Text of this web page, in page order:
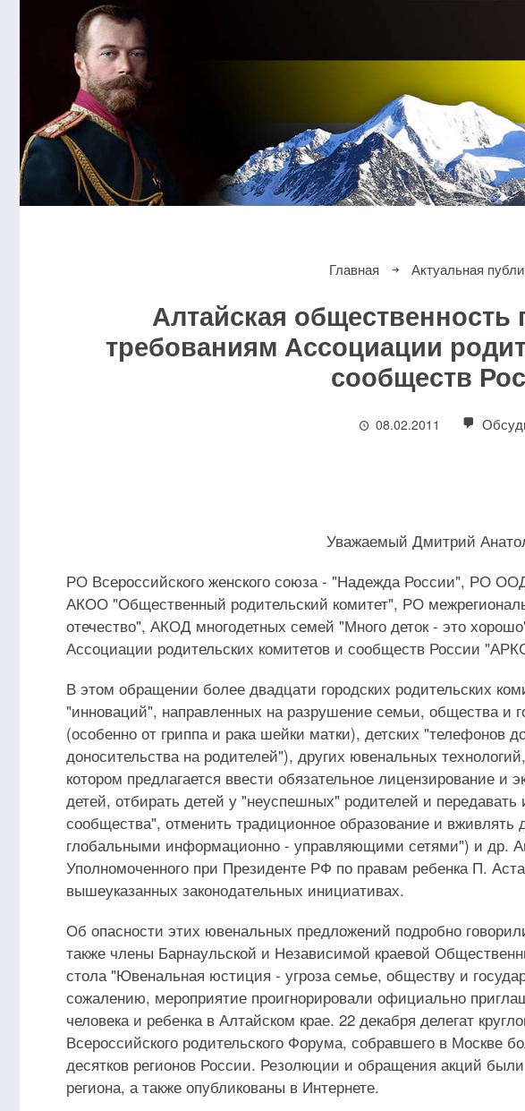
Главная Актуальная
Алтайская общественность
требованиям Ассоциации
сообществ
08.02.2011
Уважаемый Дмитрий
РО Всероссийского женского союза - "Надежда России", РО
АКОО "Общественный родительский комитет", РО
отечество", АКОД многодетных семей "Много деток - это
Ассоциации родительских комитетов и сообществ России
В этом обращении более двадцати городских родительских
"инноваций", направленных на разрушение семьи, общества и
(особенно от гриппа и рака шейки матки), детских "телефонов
доносительства на родителей"), других ювенальных
котором предлагается ввести обязательное лицензирование и
детей, отбирать детей у "неуспешных" родителей и
сообщества", отменить традиционное образование и вживлять
глобальными информационно - управляющими сетями") и др.
Уполномоченного при Президенте РФ по правам ребенка П.
вышеуказанных законодательных инициативах.
Об опасности этих ювенальных предложений подробно
также члены Барнаульской и Независимой краевой
стола "Ювенальная юстиция - угроза семье, обществу и
сожалению, мероприятие проигнорировали официально
человека и ребенка в Алтайском крае. 22 декабря делегат
Всероссийского родительского Форума, собравшего в Москве
десятков регионов России. Резолюции и обращения акций
региона, а также опубликованы в Интернете.